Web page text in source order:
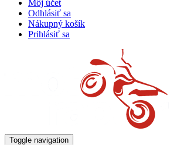
Môj účet
Odhlásiť sa
Nákupný košík
Prihlásiť sa
Toggle navigation